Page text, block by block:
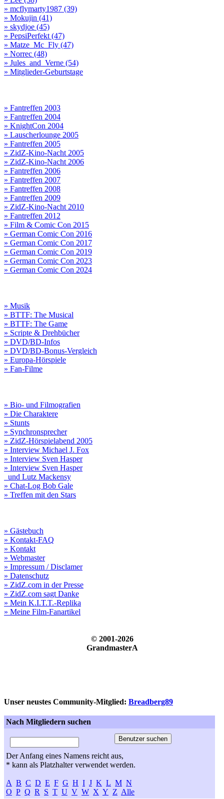
» mcflymarty1987 (39)
» Mokujin (41)
» skydjoe (45)
» PepsiPerfekt (47)
» Matze_Mc_Fly (47)
» Norrec (48)
» Jules_and_Verne (54)
» Mitglieder-Geburtstage
» Fantreffen 2003
» Fantreffen 2004
» KnightCon 2004
» Lauscherlounge 2005
» Fantreffen 2005
» ZidZ-Kino-Nacht 2005
» ZidZ-Kino-Nacht 2006
» Fantreffen 2006
» Fantreffen 2007
» Fantreffen 2008
» Fantreffen 2009
» ZidZ-Kino-Nacht 2010
» Fantreffen 2012
» Film & Comic Con 2015
» German Comic Con 2016
» German Comic Con 2017
» German Comic Con 2019
» German Comic Con 2023
» German Comic Con 2024
» Musik
» BTTF: The Musical
» BTTF: The Game
» Scripte & Drehbücher
» DVD/BD-Infos
» DVD/BD-Bonus-Vergleich
» Europa-Hörspiele
» Fan-Filme
» Bio- und Filmografien
» Die Charaktere
» Stunts
» Synchronsprecher
» ZidZ-Hörspielabend 2005
» Interview Michael J. Fox
» Interview Sven Hasper
» Interview Sven Hasper
und Lutz Mackensy
» Chat-Log Bob Gale
» Treffen mit den Stars
» Gästebuch
» Kontakt-FAQ
» Kontakt
» Webmaster
» Impressum / Disclamer
» Datenschutz
» ZidZ.com in der Presse
» ZidZ.com sagt Danke
» Mein K.I.T.T.-Replika
» Meine Film-Fanartikel
© 2001-2026
GrandmasterA
Unser neustes Community-Mitglied: Breadberg89
Nach Mitgliedern suchen
Der Anfang eines Namens reicht aus,
* kann als Platzhalter verwendet werden.
A B C D E F G H I J K L M N
O P Q R S T U V W X Y Z Alle